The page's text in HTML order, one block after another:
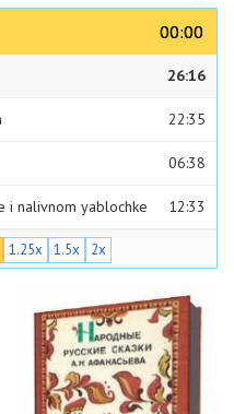
00:00
00:00
26:16
22:35
06:38
i nalivnom yablochke 12:33
14:52
1.25x 1.5x 2x